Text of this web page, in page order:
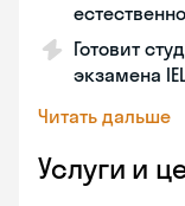
Готовит
экзамена
Читать дальше
Услуги и